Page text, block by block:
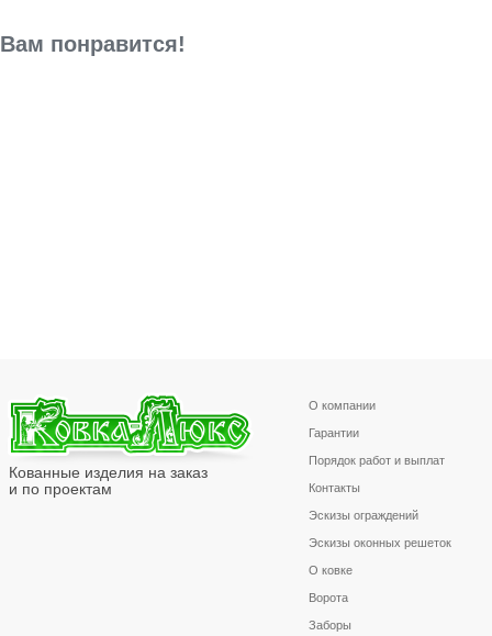
Вам понравится!
Кованные изделия на заказ
и по проектам
О компании
Гарантии
Порядок работ и выплат
Контакты
Эскизы ограждений
Эскизы оконных решеток
О ковке
Ворота
Заборы